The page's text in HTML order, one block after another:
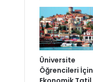
Üniversite
Öğrencileri İçin